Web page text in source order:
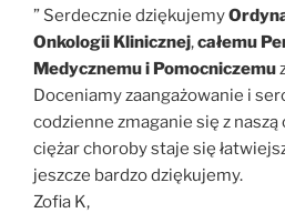
” Serdecznie dziękujemy
Onkologii Klinicznej,całemu
Medycznemu i Pomocniczemu
Doceniamy zaangażowanie i
codzienne zmaganie się z naszą
ciężar choroby staje się
jeszcze bardzo dziękujemy.
Zofia K,